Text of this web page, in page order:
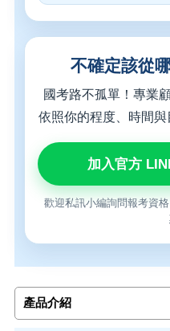
不確定該從
國考路不孤單！專業
依照你的程度、時間與
加入官方
歡迎私訊小編詢問報考資
產品介紹